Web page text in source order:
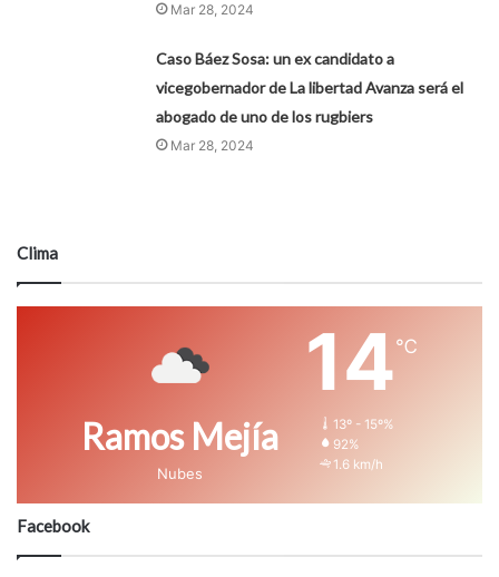
Mar 28, 2024
Caso Báez Sosa: un ex candidato a
vicegobernador de La libertad Avanza será el
abogado de uno de los rugbiers
Mar 28, 2024
Clima
Ramos Mejía
Nubes
14℃
13º - 15º%
92%
1.6 km/h
Facebook